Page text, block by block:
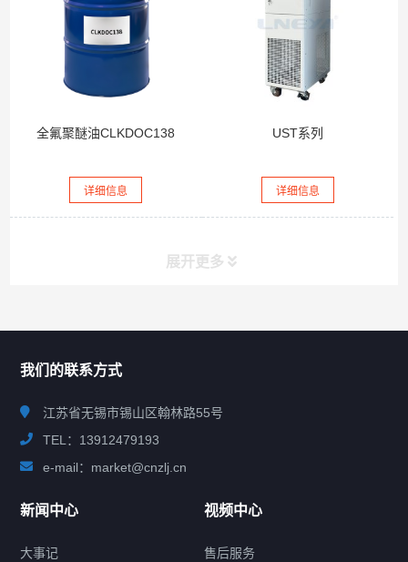
全氟聚醚油CLKDOC138
详细信息
UST系列
详细信息
展开更多
我们的联系方式
江苏省无锡市锡山区翰林路55号
TEL：13912479193
e-mail：market@cnzlj.cn
新闻中心
大事记
视频中心
售后服务